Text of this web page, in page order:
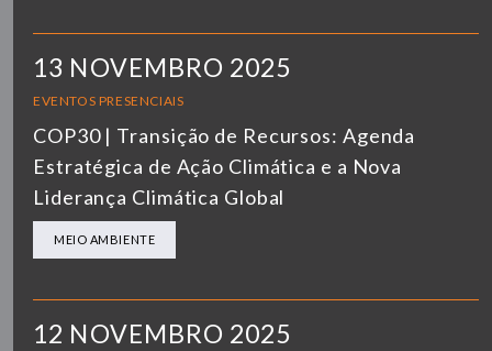
13 NOVEMBRO 2025
EVENTOS PRESENCIAIS
COP30 | Transição de Recursos: Agenda
Estratégica de Ação Climática e a Nova
Liderança Climática Global
MEIO AMBIENTE
12 NOVEMBRO 2025